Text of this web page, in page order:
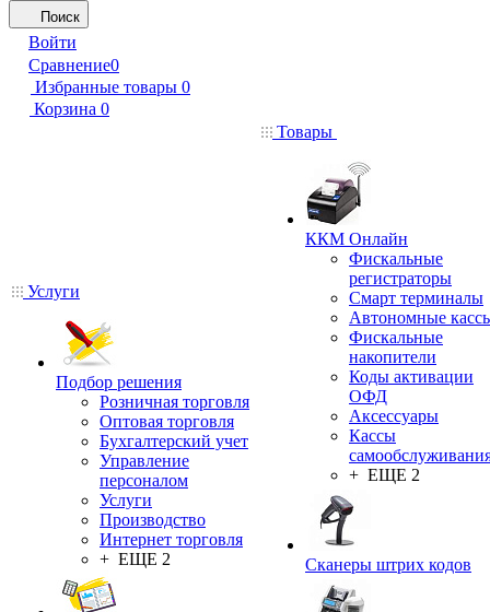
Поиск
Войти
Сравнение0
Избранные товары 0
Корзина 0
Услуги
Подбор решения
Розничная торговля
Оптовая торговля
Бухгалтерский учет
Управление
персоналом
Услуги
Производство
Интернет торговля
+ ЕЩЕ 2
Товары
ККМ Онлайн
Фискальные
регистраторы
Смарт терминалы
Автономные
Фискальные
накопители
Коды активации
ОФД
Аксессуары
Кассы
+ ЕЩЕ 2
Сканеры штрих кодов